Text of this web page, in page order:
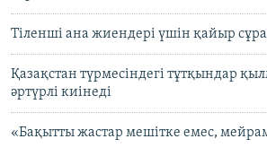
Тіленші ана жиендері үшін қайыр
Қазақстан түрмесіндегі тұтқындар
әртүрлі киінеді
«Бақытты жастар мешітке емес,